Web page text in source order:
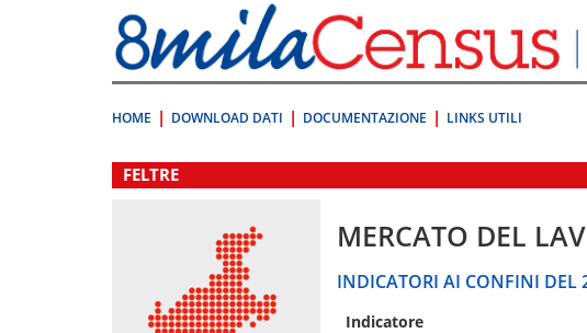
direttamente
a:
Contenuto
HOME DOWNLOAD DATI DOCUMENTAZIONE LINKS UTILI
.
FELTRE
MERCATO DEL
INDICATORI AI CONFINI DEL
Indicatore